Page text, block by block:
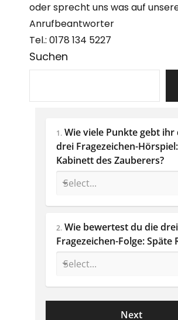
oder sprecht uns was auf
Anrufbeantworter
Tel.: 0178 134 5227
Suchen
1. Wie viele Punkte gebt ihr
drei Fragezeichen-Hörspiel:
Kabinett des Zauberers?
2. Wie bewertest du die drei